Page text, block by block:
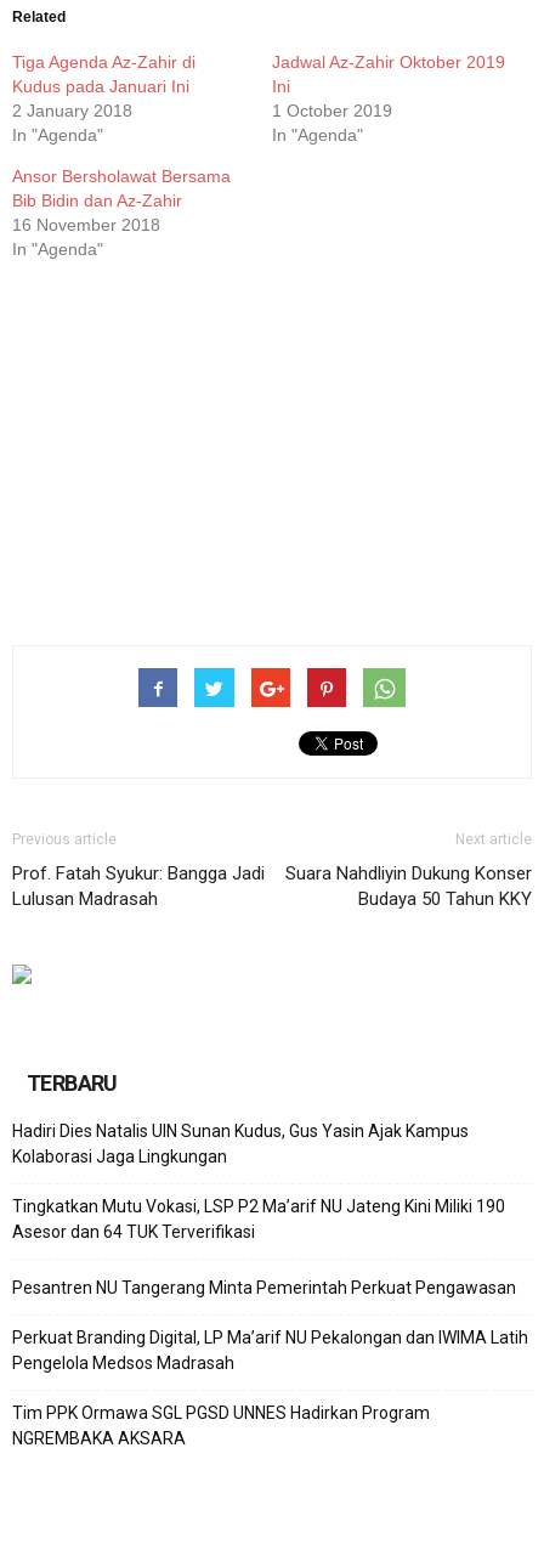
new
Related
Tiga Agenda Az-Zahir di
Kudus pada Januari Ini
2 January 2018
In "Agenda"
Jadwal Az-Zahir Oktober 2019
Ini
1 October 2019
In "Agenda"
Ansor Bersholawat Bersama
Bib Bidin dan Az-Zahir
16 November 2018
In "Agenda"
Previous article
Prof. Fatah Syukur: Bangga Jadi
Lulusan Madrasah
Next article
Suara Nahdliyin Dukung Konser
Budaya 50 Tahun KKY
TERBARU
Hadiri Dies Natalis UIN Sunan Kudus, Gus Yasin Ajak Kampus
Kolaborasi Jaga Lingkungan
Tingkatkan Mutu Vokasi, LSP P2 Ma’arif NU Jateng Kini Miliki 190
Asesor dan 64 TUK Terverifikasi
Pesantren NU Tangerang Minta Pemerintah Perkuat Pengawasan
Perkuat Branding Digital, LP Ma’arif NU Pekalongan dan IWIMA Latih
Pengelola Medsos Madrasah
Tim PPK Ormawa SGL PGSD UNNES Hadirkan Program
NGREMBAKA AKSARA